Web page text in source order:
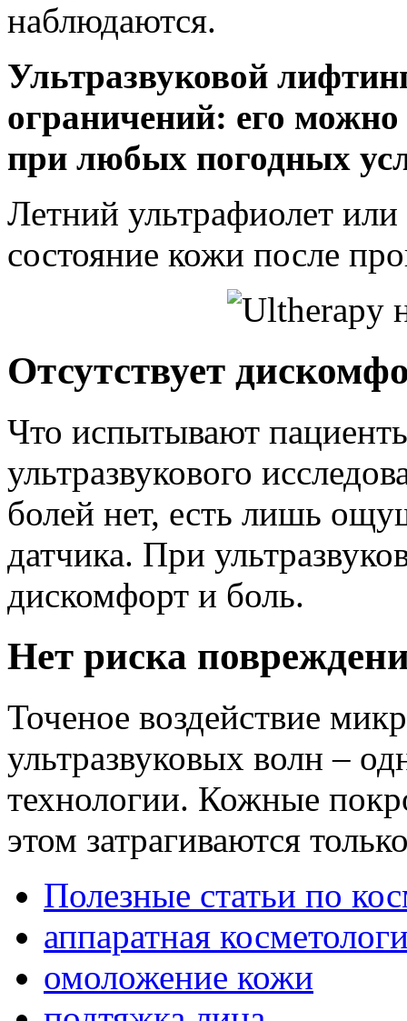
наблюдаются.
Ультразвуковой
ограничений: его
при любых погодных
Летний ультрафиолет
состояние кожи после
Отсутствует
Что испытывают
ультразвукового
болей нет, есть лишь
датчика. При
дискомфорт и боль.
Нет риска
Точеное воздействие
ультразвуковых волн –
технологии. Кожные
этом затрагиваются
Полезные статьи по
аппаратная
омоложение кожи